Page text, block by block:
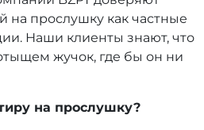
прослушку как частные
Наши клиенты знают, что
жучок, где бы он ни
на прослушку?